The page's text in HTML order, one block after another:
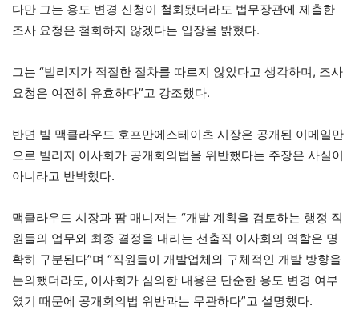
다만 그는 용도 변경 신청이 철회됐더라도 법무장관에 제출한
조사 요청은 철회하지 않겠다는 입장을 밝혔다.
그는 “빌리지가 적절한 절차를 따르지 않았다고 생각하며, 조사
요청은 여전히 유효하다”고 강조했다.
반면 빌 맥클라우드 호프만에스테이츠 시장은 공개된 이메일만
으로 빌리지 이사회가 공개회의법을 위반했다는 주장은 사실이
아니라고 반박했다.
맥클라우드 시장과 팜 매니저는 “개발 계획을 검토하는 행정 직
원들의 업무와 최종 결정을 내리는 선출직 이사회의 역할은 명
확히 구분된다”며 “직원들이 개발업체와 구체적인 개발 방향을
논의했더라도, 이사회가 심의한 내용은 단순한 용도 변경 여부
였기 때문에 공개회의법 위반과는 무관하다”고 설명했다.